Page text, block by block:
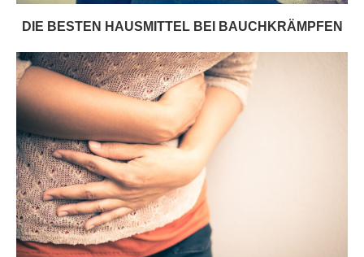
DIE BESTEN HAUSMITTEL BEI BAUCHKRÄMPFEN